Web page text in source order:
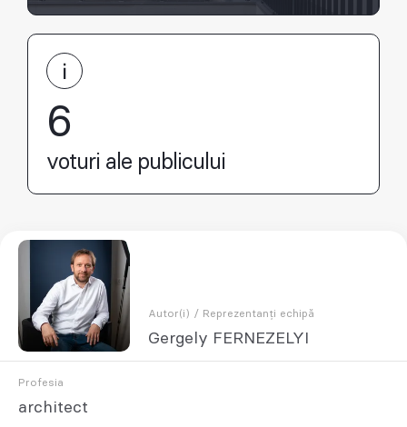
6
voturi ale publicului
Autor(i) / Reprezentanți echipă
Gergely FERNEZELYI
Profesia
architect